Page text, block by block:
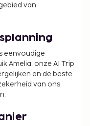
van
eenvoudige
Amelia, onze AI Trip
en de beste
van ons